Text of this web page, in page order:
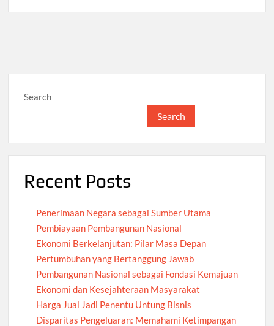
Search
Search
Recent Posts
Penerimaan Negara sebagai Sumber Utama
Pembiayaan Pembangunan Nasional
Ekonomi Berkelanjutan: Pilar Masa Depan
Pertumbuhan yang Bertanggung Jawab
Pembangunan Nasional sebagai Fondasi Kemajuan
Ekonomi dan Kesejahteraan Masyarakat
Harga Jual Jadi Penentu Untung Bisnis
Disparitas Pengeluaran: Memahami Ketimpangan